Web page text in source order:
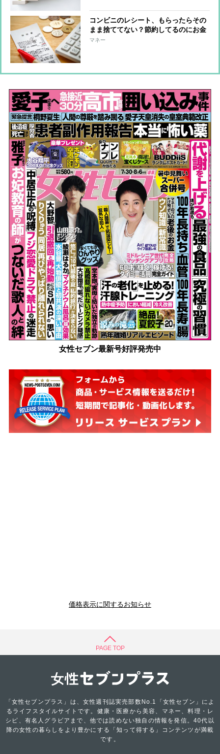
コンビニのレシート、もらったらその
まま捨ててない？節約してるのにお金
が貯まらない人が今すぐやるべきこと
マネー
女性セブン最新号好評発売中
価格表示に関するお知らせ
PAGE TOP
「女性セブンプラス」は、女性週刊誌実売部数No.1「女性セブン」によ
るライフスタイルサイトです。健康・医療から美容、マネー、料理・レ
シピ、有名人グラビアまで、他では読めない独自の情報を発信。40代以
降の女性の暮らしをより豊かにする「知って得する」コンテンツが満載
です。